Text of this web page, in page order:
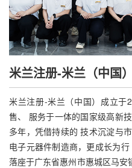
米兰注册-米兰（中国）
米兰注册-米兰（中国）成立于
售、 服务于一体的国家级高新
多年，凭借持续的 技术沉淀与
电子元器件制造商，更成长为
落座于广东省惠州市惠城区马